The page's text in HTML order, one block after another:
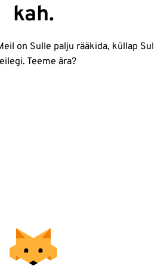
kah.
on Sulle palju rääkida, küllap Sul
Teeme ära?